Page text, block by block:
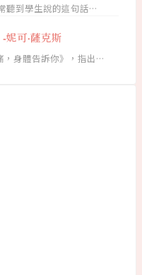
聽到學生說的這句話…
妮可·薩克斯
身體告訴你》，指出…